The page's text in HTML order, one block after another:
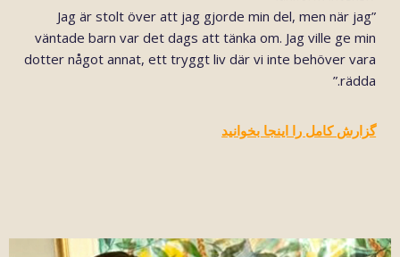
”Jag är stolt över att jag gjorde min del, men när jag
väntade barn var det dags att tänka om. Jag ville ge min
dotter något annat, ett tryggt liv där vi inte behöver vara
rädda.”
گزارش کامل را اینجا بخوانید